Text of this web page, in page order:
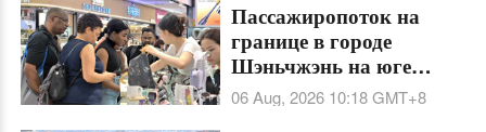
Пассажиропоток на
границе в городе
Шэньчжэнь на юге
Китая этим летом
ставит рекорды
06 Aug, 2026 10:18GMT+8